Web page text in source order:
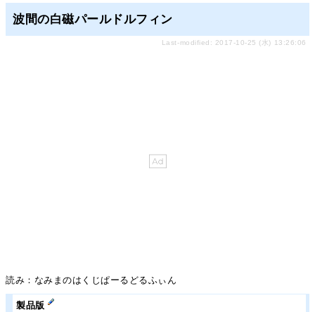
波間の白磁パールドルフィン
Last-modified: 2017-10-25 (水) 13:26:06
読み：なみまのはくじぱーるどるふぃん
製品版